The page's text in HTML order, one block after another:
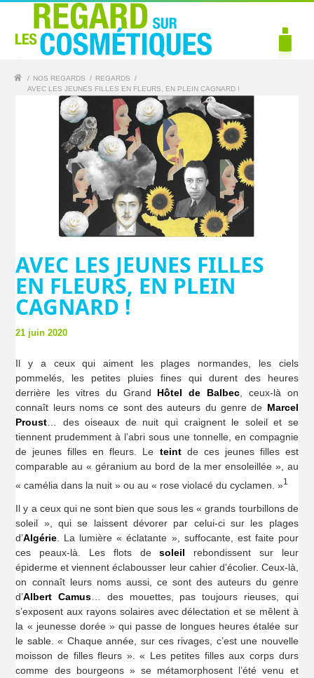
/ NOS REGARDS / REGARDS
/
AVEC LES JEUNES FILLES EN FLEURS, EN PLEIN CAGNARD !
AVEC LES JEUNES FILLES
EN FLEURS, EN PLEIN
CAGNARD !
21 juin 2020
Il y a ceux qui aiment les plages normandes, les ciels
pommelés, les petites pluies fines qui durent des heures
derrière les vitres du Grand Hôtel de Balbec , ceux-là on
connaît leurs noms ce sont des auteurs du genre de Marcel
Proust … des oiseaux de nuit qui craignent le soleil et se
tiennent prudemment à l’abri sous une tonnelle, en compagnie
de jeunes filles en fleurs. Le teintde ces jeunes filles est
comparable au « géranium au bord de la mer ensoleillée », au
« camélia dans la nuit » ou au « rose violacé du cyclamen. »1
Il y a ceux qui ne sont bien que sous les « grands tourbillons de
soleil », qui se laissent dévorer par celui-ci sur les plages
d’Algérie . La lumière « éclatante », suffocante, est faite pour
ces peaux-là. Les flots desoleil rebondissent sur leur
épiderme et viennent éclabousser leur cahier d’écolier. Ceux-là,
on connaît leurs noms aussi, ce sont des auteurs du genre
d’Albert Camus … des mouettes, pas toujours rieuses, qui
s’exposent aux rayons solaires avec délectation et se mêlent à
la « jeunesse dorée » qui passe de longues heures étalée sur
le sable. « Chaque année, sur ces rivages, c’est une nouvelle
moisson de filles fleurs ». « Les petites filles aux corps durs
comme des bourgeons » se métamorphosent l’été venu et